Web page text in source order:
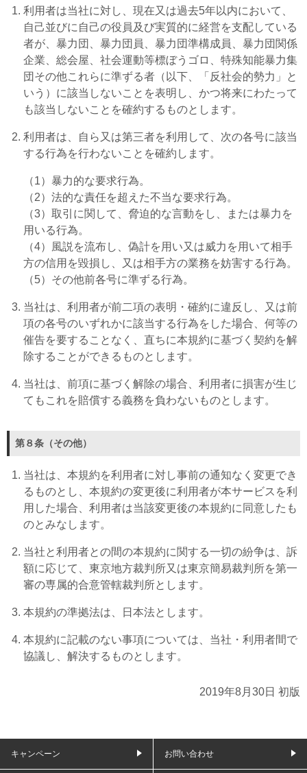
利用者は当社に対し、現在又は過去5年以内において、
自己並びに自己の役員及び実質的に経営を支配している
者が、暴力団、暴力団員、暴力団準構成員、暴力団関係
企業、総会屋、社会運動等標ぼうゴロ、特殊知能暴力集
団その他これらに準ずる者（以下、「反社会的勢力」と
いう）に該当しないことを表明し、かつ将来にわたって
も該当しないことを確約するものとします。
利用者は、自ら又は第三者を利用して、次の各号に該当
する行為を行わないことを確約します。
（1）暴力的な要求行為。
（2）法的な責任を超えた不当な要求行為。
（3）取引に関して、脅迫的な言動をし、または暴力を
用いる行為。
（4）風説を流布し、偽計を用い又は威力を用いて相手
方の信用を毀損し、又は相手方の業務を妨害する行為。
（5）その他前各号に準ずる行為。
当社は、利用者が前二項の表明・確約に違反し、又は前
項の各号のいずれかに該当する行為をした場合、何等の
催告を要することなく、直ちに本規約に基づく契約を解
除することができるものとします。
当社は、前項に基づく解除の場合、利用者に損害が生じ
てもこれを賠償する義務を負わないものとします。
第８条（その他）
当社は、本規約を利用者に対し事前の通知なく変更でき
るものとし、本規約の変更後に利用者が本サービスを利
用した場合、利用者は当該変更後の本規約に同意したも
のとみなします。
当社と利用者との間の本規約に関する一切の紛争は、訴
額に応じて、東京地方裁判所又は東京簡易裁判所を第一
審の専属的合意管轄裁判所とします。
本規約の準拠法は、日本法とします。
本規約に記載のない事項については、当社・利用者間で
協議し、解決するものとします。
2019年8月30日 初版
キャンペーン お問い合わせ